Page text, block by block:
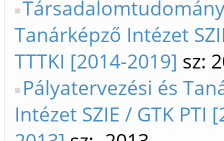
Tanárképző Intézet
TTTKI [2014-2019] sz:
Pályatervezési és
Intézet SZIE / GTK PTI